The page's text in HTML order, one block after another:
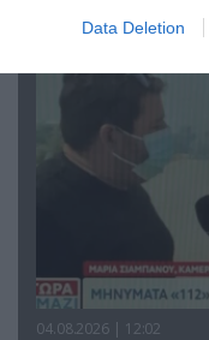
Data Deletion
04.08.2026 | 12:02